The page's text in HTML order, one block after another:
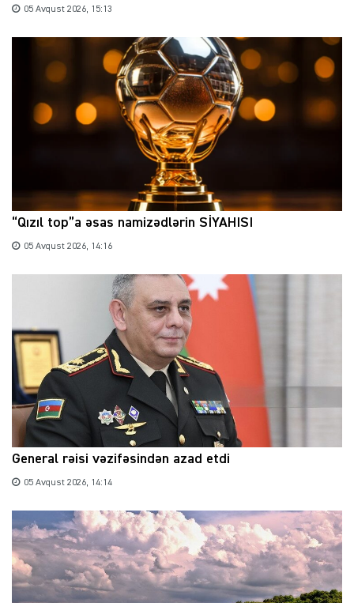
05 Avqust 2026, 15:13
“Qızıl top”a əsas namizədlərin SİYAHISI
05 Avqust 2026, 14:16
General rəisi vəzifəsindən azad etdi
05 Avqust 2026, 14:14